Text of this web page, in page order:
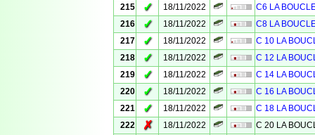
215
✓ 18/11/2022
C6 LA
216
✓ 18/11/2022
C8 LA
217
✓ 18/11/2022
C 10 LA
218
✓ 18/11/2022
C 12 LA
219
✓ 18/11/2022
C 14 LA
220
✓ 18/11/2022
C 16 LA
221
✓ 18/11/2022
C 18 LA
222
✗ 18/11/2022
C 20 LA